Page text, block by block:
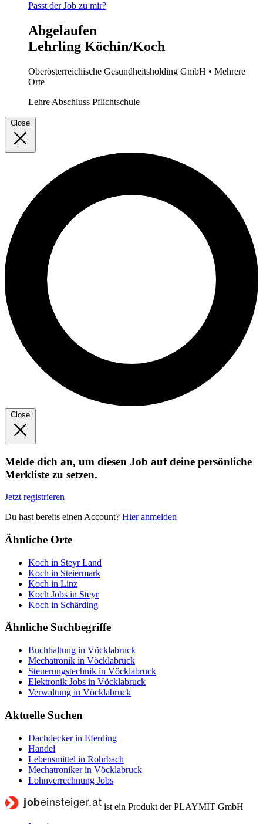
Passt der Job zu mir?
Abgelaufen
Lehrling Köchin/Koch
Oberösterreichische Gesundheitsholding GmbH • Mehrere
Orte
Lehre Abschluss Pflichtschule
Close
Close
Melde dich an, um diesen Job auf deine persönliche
Merkliste zu setzen.
Jetzt registrieren
Du hast bereits einen Account? Hier anmelden
Ähnliche Orte
Koch in Steyr Land
Koch in Steiermark
Koch in Linz
Koch Jobs in Steyr
Koch in Schärding
Ähnliche Suchbegriffe
Buchhaltung in Vöcklabruck
Mechatronik in Vöcklabruck
Steuerungstechnik in Vöcklabruck
Elektronik Jobs in Vöcklabruck
Verwaltung in Vöcklabruck
Aktuelle Suchen
Dachdecker in Eferding
Handel
Lebensmittel in Rohrbach
Mechatroniker in Vöcklabruck
Lohnverrechnung Jobs
ist ein Produkt der PLAYMIT GmbH